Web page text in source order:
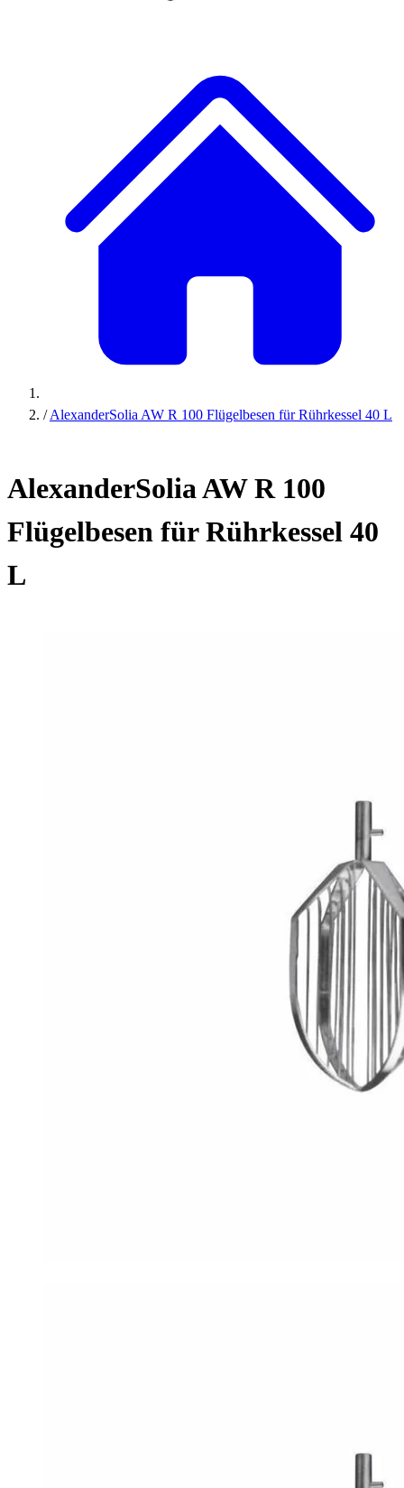
/ AlexanderSolia AW R 100 Flügelbesen für Rührkessel 40 L
AlexanderSolia AW R 100
Flügelbesen für Rührkessel 40
L